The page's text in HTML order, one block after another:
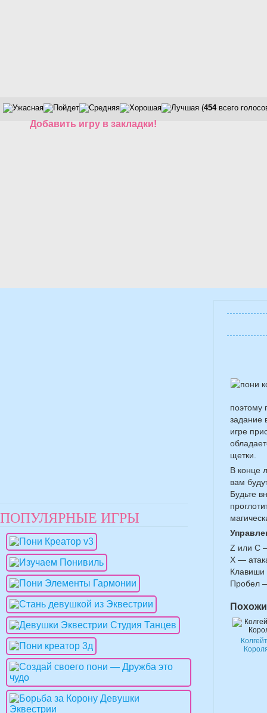
(454всего
Добавить игру в закладки!
поэтому
задание
игре
щетки.
В конце
вам
Будьте
Z или C
X —
Клавиши
Пробел
ПОПУЛЯРНЫЕ ИГРЫ